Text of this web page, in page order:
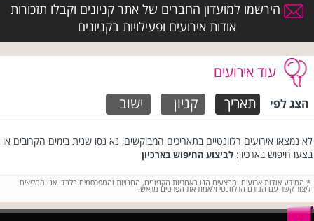
הירשמו למועדון החברים של אתר קניונים וקבלו תזכורות
אודות אירועים ופעילויות בקניונים
עוד אירועים
הצג לפי תאריך קניון ישוב
לא נמצאו אירועים רלוונטיים בתאריכים המבוקשים, נא נסו שנית בימים הקרובים או
בצעו חיפוש בארכיון: לביצוע החיפוש בארכיון
* המידע אודות ארועים ומבצעים הנו באחריות הקניונים, החנויות והמפרסמים בלבד. אנו ממליצים
ליצור קשר עם הגורם הרלוונטי ולאמת את הפרטים מראש.